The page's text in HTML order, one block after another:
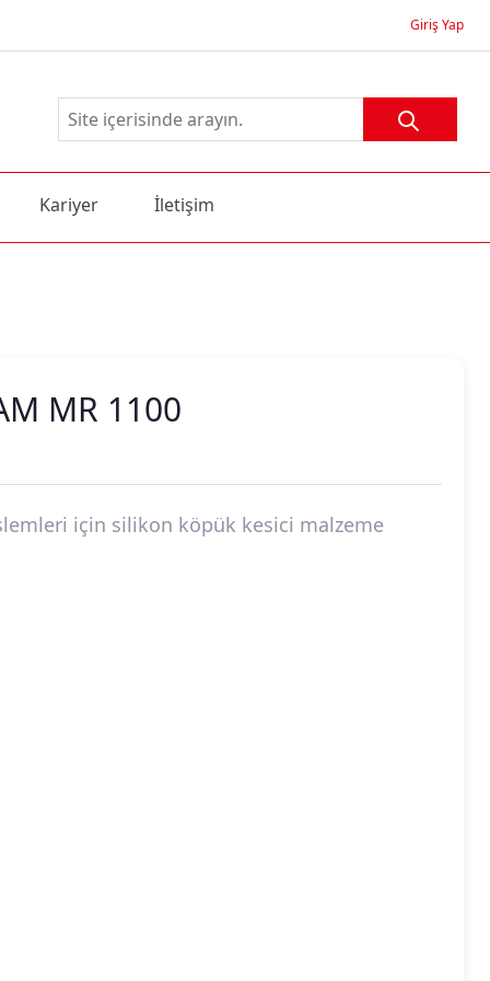
Giriş Yap
Kariyer İletişim
MR 1100
için silikon köpük kesici malzeme